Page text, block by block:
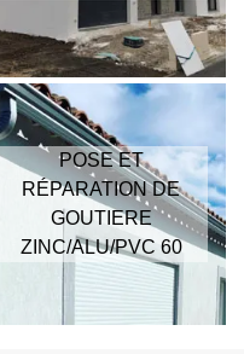
POSE ET
RÉPARATION DE
GOUTIERE
ZINC/ALU/PVC 60